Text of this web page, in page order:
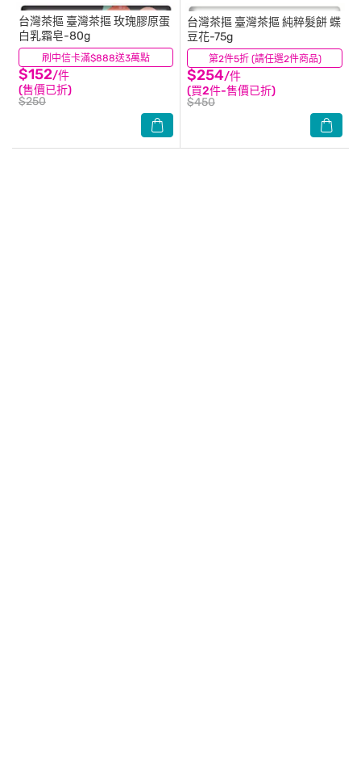
刷中信卡滿$888送3萬點
台灣茶摳 臺灣茶摳 玫瑰膠原蛋
白乳霜皂-80g
$152/件
(售價已折)
$250
(0) 第2件5折 (請任選2件商品)
台灣茶摳 臺灣茶摳 純粹髮餅 蝶
豆花-75g
$254/件
(買2件-售價已折)
$450
(0)